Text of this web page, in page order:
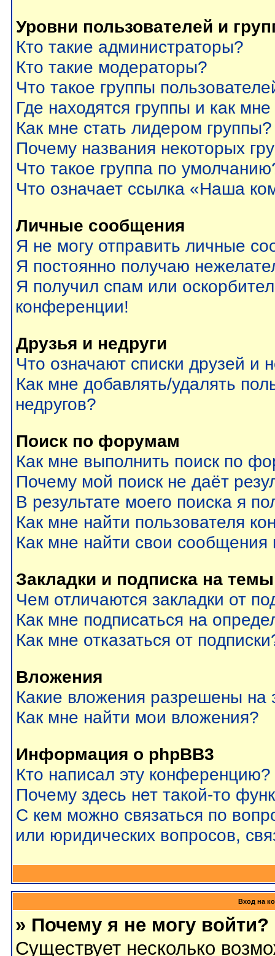
Уровни пользователей и
Кто такие администраторы?
Кто такие модераторы?
Что такое группы
Где находятся группы и как
Как мне стать лидером группы?
Почему названия некоторых
Что такое группа по
Что означает ссылка «Наша
Личные сообщения
Я не могу отправить личные
Я постоянно получаю
Я получил спам или
конференции!
Друзья и недруги
Что означают списки друзей и
Как мне добавлять/удалять
недругов?
Поиск по форумам
Как мне выполнить поиск по
Почему мой поиск не даёт
В результате моего поиска я
Как мне найти пользователя
Как мне найти свои
Закладки и подписка на темы
Чем отличаются закладки от
Как мне подписаться на
Как мне отказаться от
Вложения
Какие вложения разрешены на
Как мне найти мои вложения?
Информация о phpBB3
Кто написал эту конференцию?
Почему здесь нет такой-то
С кем можно связаться по
или юридических вопросов,
Вход на
» Почему я не могу войти?
Существует несколько